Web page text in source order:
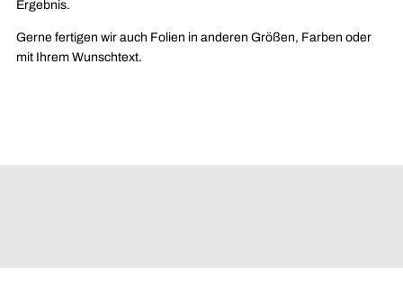
Ergebnis.
Gerne fertigen wir auch Folien in anderen Größen, Farben oder
mit Ihrem Wunschtext.